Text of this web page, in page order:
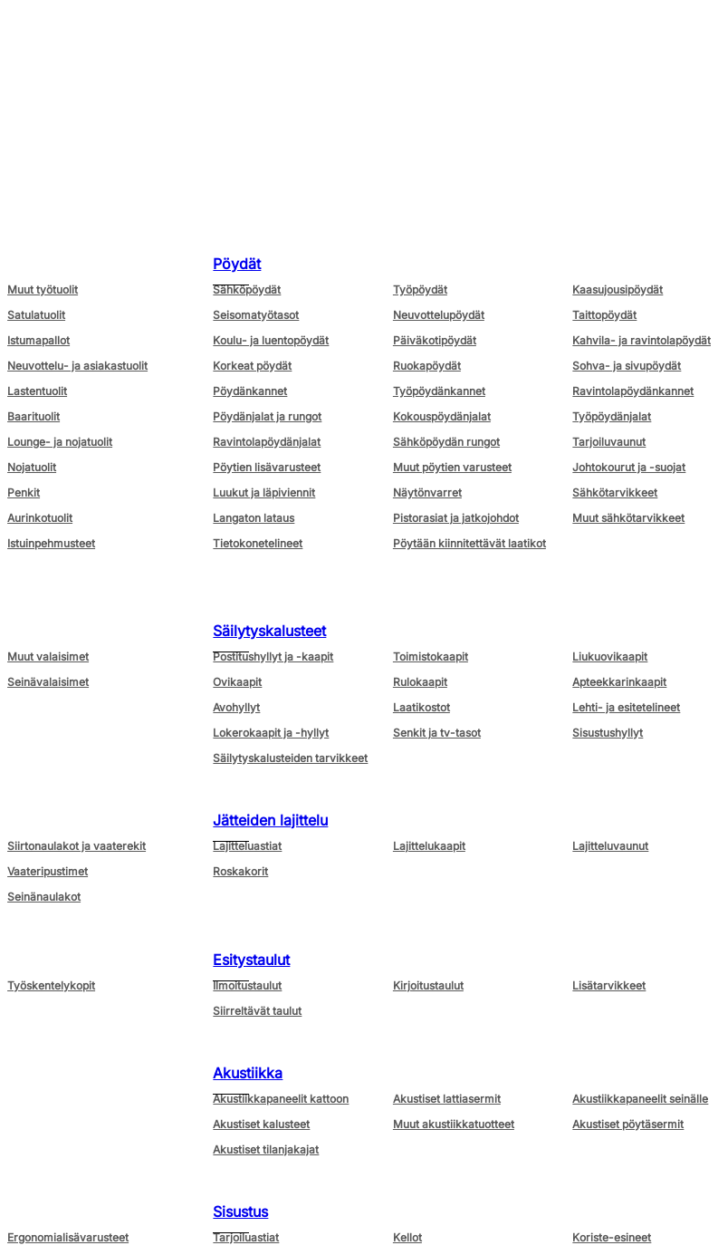
Muut työtuolit
Satulatuolit
Istumapallot
Neuvottelu- ja asiakastuolit
Lastentuolit
Baarituolit
Lounge- ja nojatuolit
Nojatuolit
Penkit
Aurinkotuolit
Istuinpehmusteet
Pöydät
Sähköpöydät Työpöydät
Kaasujousipöydät
Seisomatyötasot
Neuvottelupöydät
Taittopöydät
Koulu- ja luentopöydät
Päiväkotipöydät
Kahvila- ja ravintolapöydät
Korkeat pöydät
Ruokapöydät
Sohva- ja sivupöydät
Pöydänkannet
Työpöydänkannet
Ravintolapöydänkannet
Pöydänjalat ja rungot
Kokouspöydänjalat
Työpöydänjalat
Ravintolapöydänjalat
Sähköpöydän rungot
Tarjoiluvaunut
Pöytien lisävarusteet
Muut pöytien varusteet
Johtokourut ja -suojat
Luukut ja läpiviennit
Näytönvarret
Sähkötarvikkeet
Langaton lataus
Pistorasiat ja jatkojohdot
Muut sähkötarvikkeet
Tietokonetelineet
Pöytään kiinnitettävät laatikot
Muut valaisimet
Seinävalaisimet
Säilytyskalusteet
Postitushyllyt ja -kaapit Toimistokaapit
Liukuovikaapit
Ovikaapit
Rulokaapit
Apteekkarinkaapit
Avohyllyt
Laatikostot
Lehti- ja esitetelineet
Lokerokaapit ja -hyllyt
Senkit ja tv-tasot
Sisustushyllyt
Säilytyskalusteiden tarvikkeet
Siirtonaulakot ja vaaterekit
Vaateripustimet
Seinänaulakot
Jätteiden lajittelu
Lajitteluastiat Lajittelukaapit
Lajitteluvaunut
Roskakorit
Työskentelykopit
Esitystaulut
Ilmoitustaulut Kirjoitustaulut
Lisätarvikkeet
Siirreltävät taulut
Akustiikka
Akustiikkapaneelit kattoon Akustiset lattiasermit
Akustiikkapaneelit seinälle
Akustiset kalusteet
Muut akustiikkatuotteet
Akustiset pöytäsermit
Akustiset tilanjakajat
Ergonomialisävarusteet
Sisustus
Tarjoiluastiat Kellot
Koriste-esineet